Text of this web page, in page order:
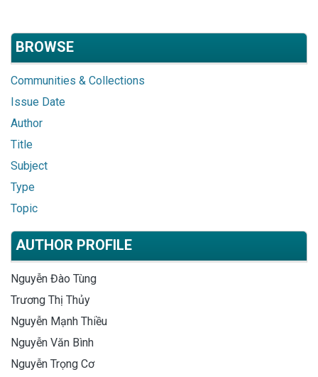
BROWSE
Communities & Collections
Issue Date
Author
Title
Subject
Type
Topic
AUTHOR PROFILE
Nguyễn Đào Tùng
Trương Thị Thủy
Nguyễn Mạnh Thiều
Nguyễn Văn Bình
Nguyễn Trọng Cơ